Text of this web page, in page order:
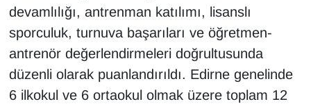
devamlılığı, antrenman katılımı, lisanslı
sporculuk, turnuva başarıları ve öğretmen-
antrenör değerlendirmeleri doğrultusunda
düzenli olarak puanlandırıldı. Edirne genelinde
6 ilkokul ve 6 ortaokul olmak üzere toplam 12
Sinema - TV
SİYASET
SPOR